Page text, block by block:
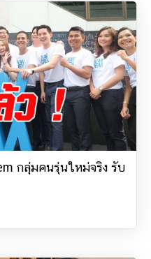
กลุ่มคนรุ่นใหม่จริง รับ